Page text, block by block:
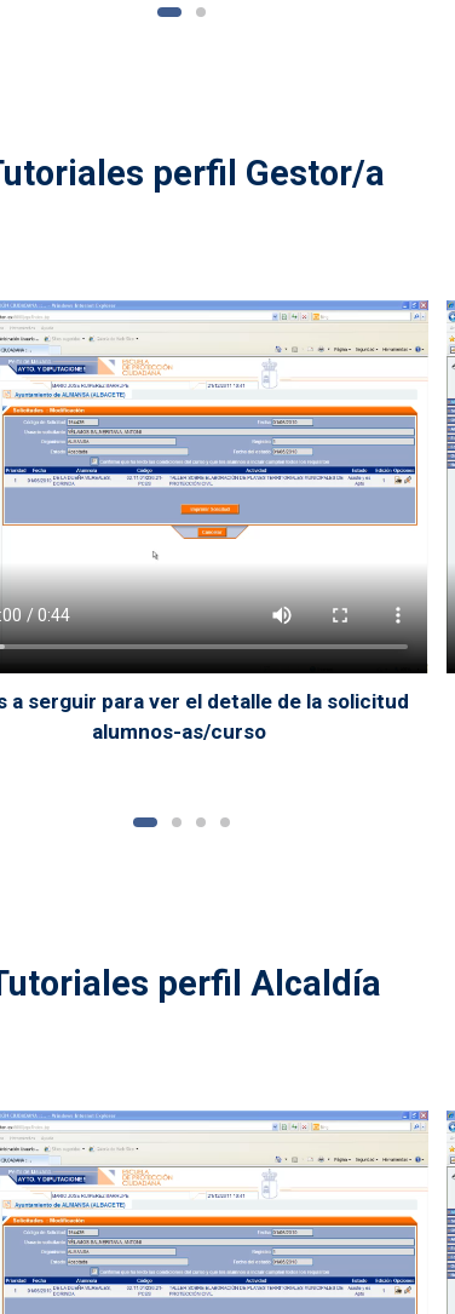
perfil Gestor/a
vídeo
a serguir para ver el detalle de la solicitud
alumnos-as/curso
perfil Alcaldía
vídeo